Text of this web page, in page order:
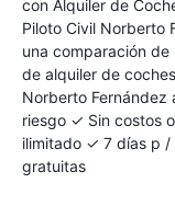
con Alquiler de
Piloto Civil Norberto
una comparación
de alquiler de
Norberto
riesgo ✓ Sin costos
ilimitado ✓ 7 días p /
gratuitas